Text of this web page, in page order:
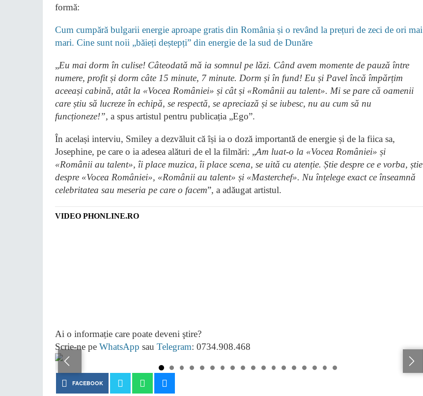
formă:
Cum cumpără bulgarii energie aproape gratis din România și o revând la prețuri de zeci de ori mai
mari. Cine sunt noii „băieți deștepți” din energie de la sud de Dunăre
„Eu mai dorm în culise! Câteodată mă ia somnul pe lăzi. Când avem momente de pauză între
numere, profit și dorm câte 15 minute, 7 minute. Dorm și în fund! Eu și Pavel încă împărțim
aceeași cabină, atât la «Vocea României» și cât și «Românii au talent». Mi se pare că oamenii
care știu să lucreze în echipă, se respectă, se apreciază și se iubesc, nu au cum să nu
funcționeze!”, a spus artistul pentru publicația „Ego”.
În același interviu, Smiley a dezvăluit că își ia o doză importantă de energie și de la fiica sa,
Josephine, pe care o ia adesea alături de el la filmări: „Am luat-o la «Vocea României» și
«Românii au talent», îi place muzica, îi place scena, se uită cu atenție. Știe despre ce e vorba, știe
despre «Vocea României», «Românii au talent» și «Masterchef». Nu înțelege exact ce înseamnă
celebritatea sau meseria pe care o facem”, a adăugat artistul.
VIDEO PHONLINE.RO
Ai o informație care poate deveni ştire?
Scrie-ne pe WhatsApp sau Telegram: 0734.908.468
FACEBOOK